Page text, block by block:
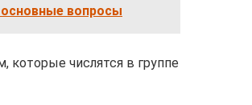
вопросы
числятся в группе